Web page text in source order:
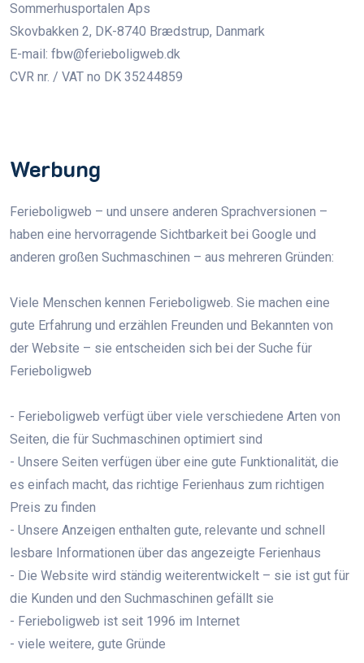
Sommerhusportalen Aps
Skovbakken 2, DK-8740 Brædstrup, Danmark
E-mail: fbw@ferieboligweb.dk
CVR nr. / VAT no DK 35244859
Werbung
Ferieboligweb – und unsere anderen Sprachversionen –
haben eine hervorragende Sichtbarkeit bei Google und
anderen großen Suchmaschinen – aus mehreren Gründen:
Viele Menschen kennen Ferieboligweb. Sie machen eine
gute Erfahrung und erzählen Freunden und Bekannten von
der Website – sie entscheiden sich bei der Suche für
Ferieboligweb
- Ferieboligweb verfügt über viele verschiedene Arten von
Seiten, die für Suchmaschinen optimiert sind
- Unsere Seiten verfügen über eine gute Funktionalität, die
es einfach macht, das richtige Ferienhaus zum richtigen
Preis zu finden
- Unsere Anzeigen enthalten gute, relevante und schnell
lesbare Informationen über das angezeigte Ferienhaus
- Die Website wird ständig weiterentwickelt – sie ist gut für
die Kunden und den Suchmaschinen gefällt sie
- Ferieboligweb ist seit 1996 im Internet
- viele weitere, gute Gründe